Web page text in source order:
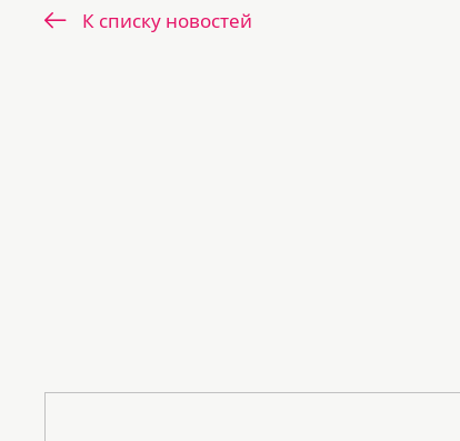
К списку новостей